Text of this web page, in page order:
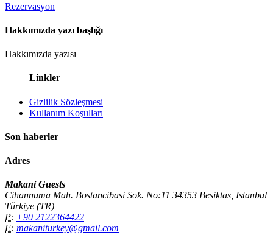
Rezervasyon
Hakkımızda yazı başlığı
Hakkımızda yazısı
Linkler
Gizlilik Sözleşmesi
Kullanım Koşulları
Son haberler
Adres
Makani Guests
Cihannuma Mah. Bostancibasi Sok. No:11 34353 Besiktas, Istanbul
Türkiye (TR)
P: +90 2122364422
E: makaniturkey@gmail.com